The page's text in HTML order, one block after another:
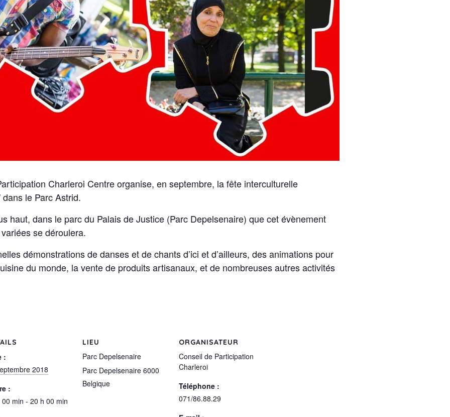
Charleroi Centre organise, en septembre, la fête interculturelle
le Parc Astrid.
haut, dans le parc du Palais de Justice (Parc Depelsenaire) que cet évènement
se déroulera.
démonstrations de danses et de chants d’ici et d’ailleurs, des animations pour
du monde, la vente de produits artisanaux, et de nombreuses autres activités
:
2018
:
00 min - 20 h 00 min
LIEU
Parc Depelsenaire
Parc Depelsenaire 6000
Belgique
ORGANISATEUR
Conseil de Participation
Charleroi
Téléphone :
071/86.88.29